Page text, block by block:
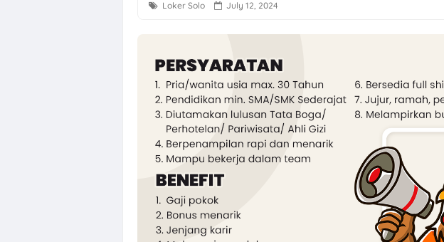
Loker Jogja Arsitek Frontline di CV Mulia
Loker Solo Raya Finance Administrator,
Loker Pabrik Sukoharjo Terbaru di CV
Loker Marketing SPV, Sales Retention
Loker Next Resources Partner Sukoharjo
Lowongan Kerja Sales Semarang di Aura
Loker Solo Sales Grandmax dan Sales
Loker Solo July 12, 2024